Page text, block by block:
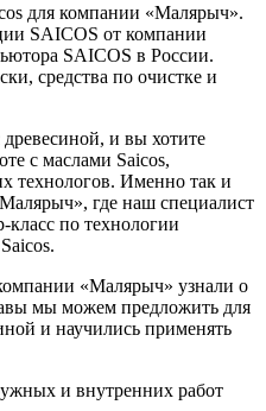
для компании «Малярыч».
SAICOS от компании
SAICOS в России.
средства по очистке и
и вы хотите
с маслами Saicos,
технологов. Именно так и
где наш специалист
по технологии
«Малярыч» узнали о
мы можем предложить для
и научились применять
и внутренних работ